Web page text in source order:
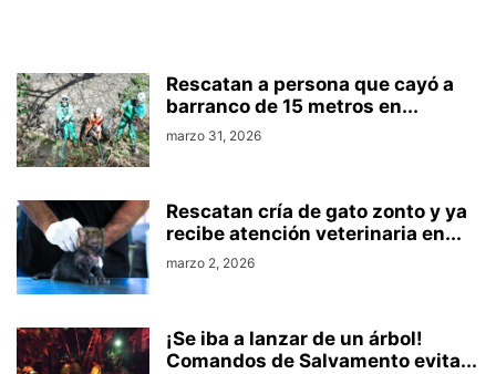
Rescatan a persona que cayó a
barranco de 15 metros en...
marzo 31, 2026
Rescatan cría de gato zonto y ya
recibe atención veterinaria en...
marzo 2, 2026
¡Se iba a lanzar de un árbol!
Comandos de Salvamento evita...